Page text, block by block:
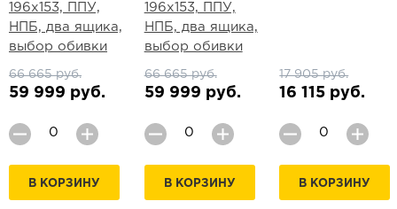
196х153, ППУ,
НПБ, два ящика,
выбор обивки
66 665 руб.
59 999 руб.
В КОРЗИНУ
196х153, ППУ,
НПБ, два ящика,
выбор обивки
66 665 руб.
59 999 руб.
В КОРЗИНУ
17 905 руб.
16 115 руб.
В КОРЗИНУ